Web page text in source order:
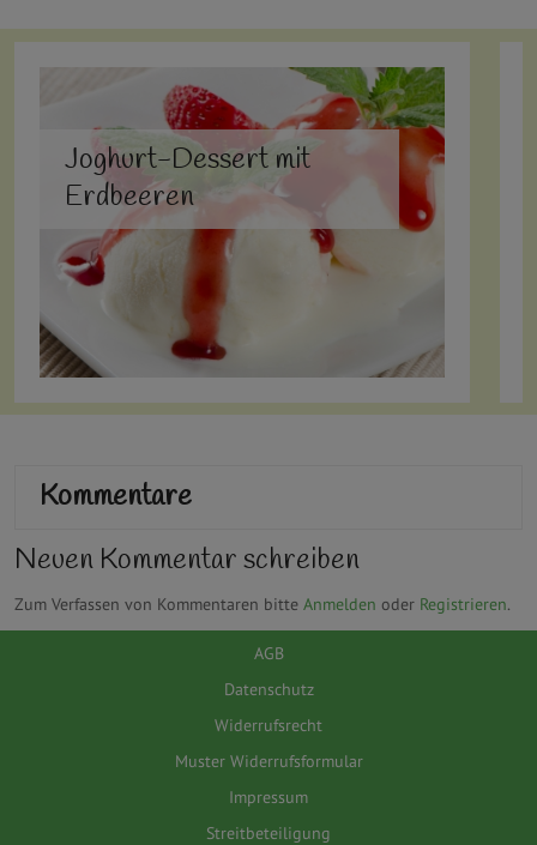
Joghurt-Dessert mit
Erdbeeren
Kommentare
Neuen Kommentar schreiben
Zum Verfassen von Kommentaren bitte Anmelden oder Registrieren.
AGB
Datenschutz
Widerrufsrecht
Muster Widerrufsformular
Impressum
Streitbeteiligung